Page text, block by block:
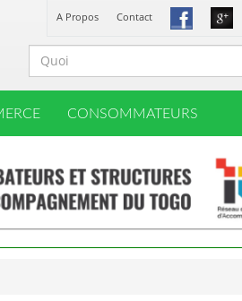
A Propos Contact
CONSOMMATEURS